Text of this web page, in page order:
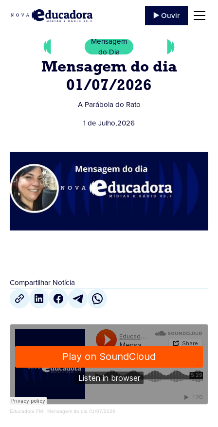
▶️ Ouvir
Mensagem
do Dia
Mensagem do dia
01/07/2026
A Parábola do Rato
1 de Julho,2026
Compartilhar Notícia
Educadora FM · Mensagem do dia 01/07/2026